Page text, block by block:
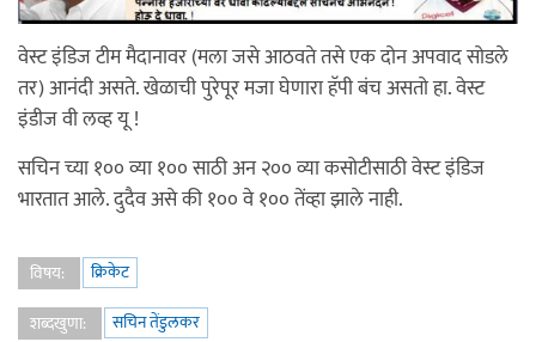
वेस्ट इंडिज टीम मैदानावर (मला जसे आठवते तसे एक दोन अपवाद सोडले
तर) आनंदी असते. खेळाची पुरेपूर मजा घेणारा हॅपी बंच असतो हा. वेस्ट
इंडीज वी लव्ह यू !
सचिन च्या १०० व्या १०० साठी अन २०० व्या कसोटीसाठी वेस्ट इंडिज
भारतात आले. दुदैव असे की १०० वे १०० तेंव्हा झाले नाही.
विषय:
क्रिकेट
शब्दखुणा:
सचिन तेंडुलकर